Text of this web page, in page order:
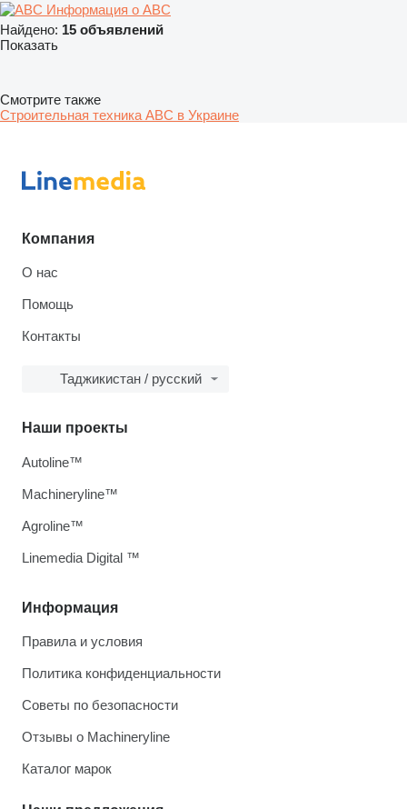
Информация о ABC
Найдено: 15 объявлений
Показать
Смотрите также
Строительная техника ABC в Украине
Компания
О нас
Помощь
Контакты
Таджикистан / русский
Информация
Правила и условия
Политика конфиденциальности
Советы по безопасности
Отзывы о Machineryline
Каталог марок
Наши проекты
Autoline™
Machineryline™
Agroline™
Linemedia Digital ™